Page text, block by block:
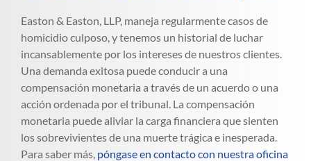
Easton & Easton, LLP, maneja regularmente casos de
homicidio culposo, y tenemos un historial de luchar
incansablemente por los intereses de nuestros clientes.
Una demanda exitosa puede conducir a una
compensación monetaria a través de un acuerdo o una
acción ordenada por el tribunal. La compensación
monetaria puede aliviar la carga financiera que sienten
los sobrevivientes de una muerte trágica e inesperada.
Para saber más, póngase en contacto con nuestra oficina